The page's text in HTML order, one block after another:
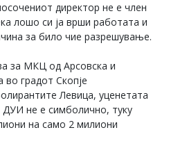
директор не е член
лошо си ја врши работата и
за било чие разрешување.
за МКЦ од Арсовска и
во градот Скопје
Левица, уценетата
не е симболично, туку
на само 2 милиони